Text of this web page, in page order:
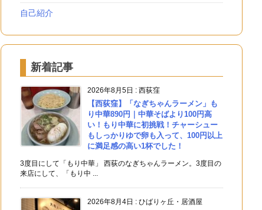
自己紹介
新着記事
2026年8月5日 : 西荻窪
【西荻窪】「なぎちゃんラーメン」も
り中華890円｜中華そばより100円高
い！もり中華に初挑戦！チャーシュー
もしっかりゆで卵も入って、100円以上
に満足感の高い1杯でした！
3度目にして「もり中華」 西荻のなぎちゃんラーメン。3度目の
来店にして、「もり中 ...
2026年8月4日 : ひばりヶ丘・居酒屋